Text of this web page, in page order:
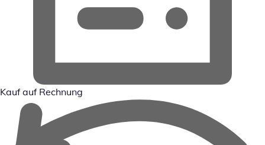
Kauf auf Rechnung